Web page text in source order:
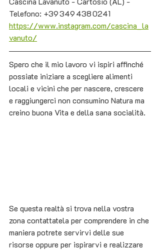
Telefono: +39 349 438 0241
https://www.instagram.com/cascina_la
vanuto/
Spero che il mio lavoro vi ispiri affinché
possiate iniziare a scegliere alimenti
locali e vicini che per nascere, crescere
e raggiungerci non consumino Natura ma
creino buona Vita e della sana socialità.
Se questa realtà si trova nella vostra
zona contattatela per comprendere in che
maniera potrete servirvi delle sue
risorse oppure per ispirarvi e realizzare